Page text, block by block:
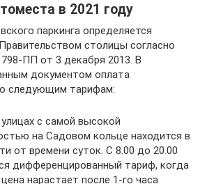
в 2021 году
паркинга определяется
столицы согласно
ПП от 3 декабря 2013. В
документом оплата
следующим тарифам:
улицах с самой высокой
на Садовом кольце находится в
от времени суток. С 8.00 до 20.00
дифференцированный тариф, когда
нарастает после 1-го часа